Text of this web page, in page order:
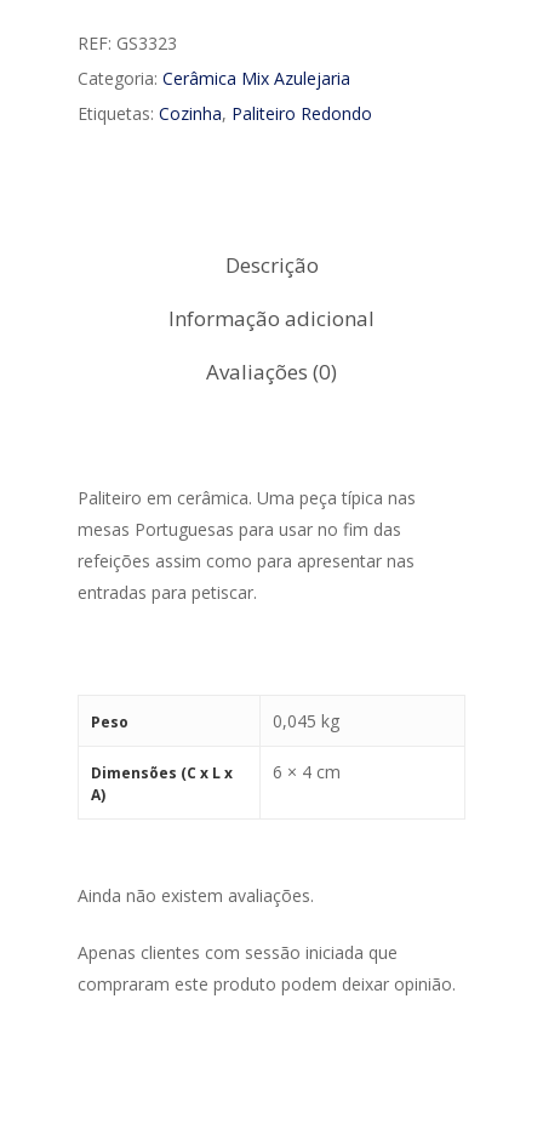
REF: GS3323
Categoria: Cerâmica Mix Azulejaria
Etiquetas: Cozinha, Paliteiro Redondo
Descrição
Informação adicional
Avaliações (0)
Paliteiro em cerâmica. Uma peça típica nas
mesas Portuguesas para usar no fim das
refeições assim como para apresentar nas
entradas para petiscar.
Peso 0,045 kg
Dimensões (C x L x
A)
6 × 4 cm
Ainda não existem avaliações.
Apenas clientes com sessão iniciada que
compraram este produto podem deixar opinião.